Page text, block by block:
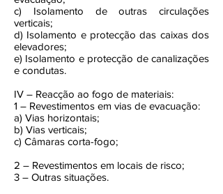
c) Isolamento de outras circulações
verticais;
d) Isolamento e protecção das caixas dos
elevadores;
e) Isolamento e protecção de canalizações
e condutas.
IV – Reacção ao fogo de materiais:
1 – Revestimentos em vias de evacuação:
a) Vias horizontais;
b) Vias verticais;
c) Câmaras corta-fogo;
2 – Revestimentos em locais de risco;
3 – Outras situações.